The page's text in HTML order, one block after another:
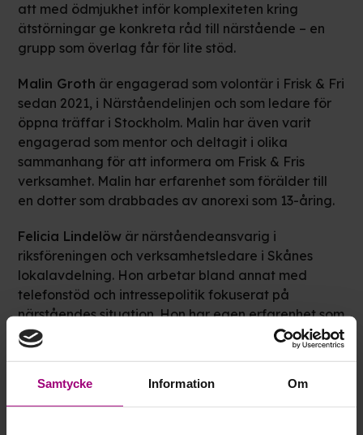
Samtycke Information Om
att med ödmjukhet inför komplexiteten kring
ätstörningar ge konkreta råd till närstående – en
grupp som överlag får för lite stöd.
Malin Groth är engagerad som volontär i Frisk & Fri
sedan 2021, i Närståendelinjen och som ledare för
öppna träffar i Stockholm. Malin har även varit
engagerad som mentor och deltagit i olika
sammanhang för att informera om Frisk & Fris
verksamhet. Malin har erfarenhet som förälder till
en dotter som drabbades av anorexi som 13-åring.
Felicia Lindelöw är närståendeansvarig i
riksföreningen och verksamhetsledare i Skånes
lokalavdelning. Hon arbetar bland annat med
telefonstöd och intressepolitik fokuserat på
närståendes situation. Hon har egen erfarenhet som
nära vän till personer som varit drabbade av
ätstörningar. Felicia har varit engagerad i Frisk &